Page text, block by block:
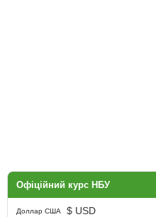
Офіційний курс НБУ
Доллар США $ USD